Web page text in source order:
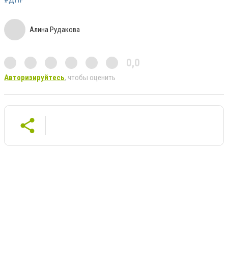
Алина Рудакова
0,0
Авторизируйтесь, чтобы оценить